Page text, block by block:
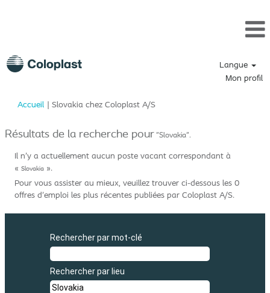
Langue
Mon profil
Accueil | Slovakia chez Coloplast A/S(page
Résultats de la recherche pour"Slovakia".
Il n’y a actuellement aucun poste vacant correspondant à
« Slovakia ».
Pour vous assister au mieux, veuillez trouver ci-dessous les 0
offres d’emploi les plus récentes publiées par Coloplast A/S.
Rechercher par mot-clé
Rechercher par lieu